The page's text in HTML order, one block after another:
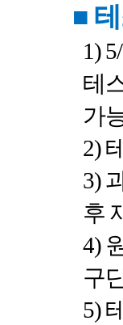
■
1)
테
가
2)
3)
후
4)
구
5)